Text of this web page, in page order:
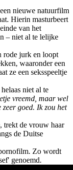
nieuwe natuurfilm
Hierin masturbeert
van het
– niet al te lelijke
rode jurk en loopt
waaronder een
ze een seksspeeltje
niet al te
vreemd, maar wel
zeer goed. Ik zou het
trekt de vrouw haar
de Duitse
Zo wordt
genoemd.